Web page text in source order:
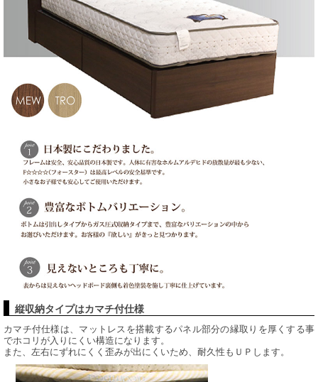
縦収納タイプはカマチ付仕様
カマチ付仕様は、マットレスを搭載するパネル部分の縁取りを厚くする事
でホコリが入りにくい構造になります。
また、左右にずれにくく歪みが出にくいため、耐久性もＵＰします。